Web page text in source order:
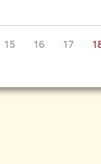
15 16 17